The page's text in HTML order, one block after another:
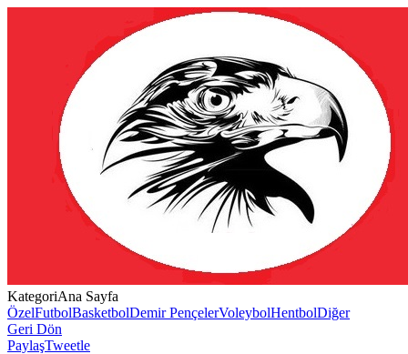
KategoriAna Sayfa
ÖzelFutbolBasketbolDemir PençelerVoleybolHentbolDiğer
Geri Dön
PaylaşTweetle